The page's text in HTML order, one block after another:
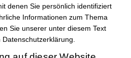
denen Sie persönlich identifiziert
Informationen zum Thema
Sie unserer unter diesem Text